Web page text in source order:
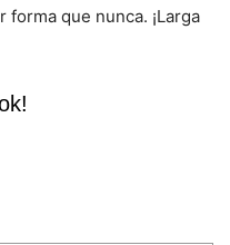
que nunca. ¡Larga